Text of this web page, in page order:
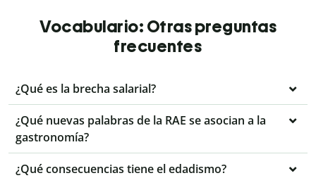
Vocabulario: Otras preguntas
frecuentes
¿Qué es la brecha salarial?
¿Qué nuevas palabras de la RAE se asocian a la
gastronomía?
¿Qué consecuencias tiene el edadismo?